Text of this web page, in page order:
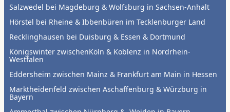
Salzwedel bei Magdeburg & Wolfsburg in Sachsen-Anhalt
Hörstel bei Rheine & Ibbenbüren im Tecklenburger Land
Recklinghausen bei Duisburg & Essen & Dortmund
Königswinter zwischenKöln & Koblenz in Nordrhein-
Westfalen
Eddersheim zwischen Mainz & Frankfurt am Main in Hessen
Marktheidenfeld zwischen Aschaffenburg & Würzburg in
Bayern